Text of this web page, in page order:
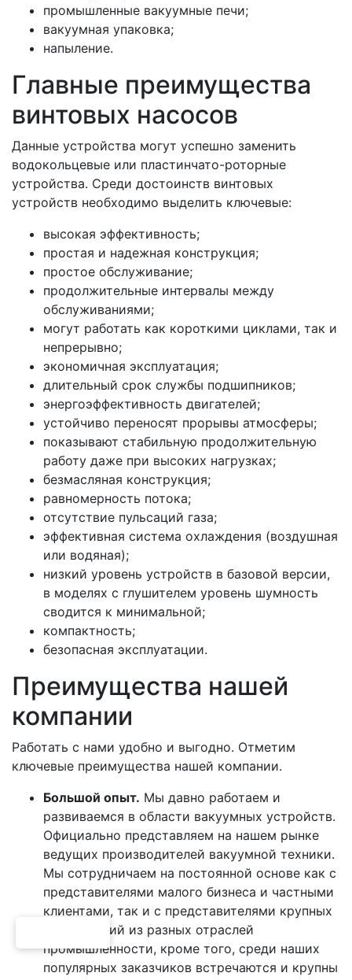
промышленные вакуумные печи;
вакуумная упаковка;
напыление.
Главные преимущества
винтовых насосов
Данные устройства могут успешно заменить
водокольцевые или пластинчато-роторные
устройства. Среди достоинств винтовых
устройств необходимо выделить ключевые:
высокая эффективность;
простая и надежная конструкция;
простое обслуживание;
продолжительные интервалы между
обслуживаниями;
могут работать как короткими циклами, так и
непрерывно;
экономичная эксплуатация;
длительный срок службы подшипников;
энергоэффективность двигателей;
устойчиво переносят прорывы атмосферы;
показывают стабильную продолжительную
работу даже при высоких нагрузках;
безмасляная конструкция;
равномерность потока;
отсутствие пульсаций газа;
эффективная система охлаждения (воздушная
или водяная);
низкий уровень устройств в базовой версии,
в моделях с глушителем уровень шумность
сводится к минимальной;
компактность;
безопасная эксплуатации.
Преимущества нашей
компании
Работать с нами удобно и выгодно. Отметим
ключевые преимущества нашей компании.
Большой опыт. Мы давно работаем и
развиваемся в области вакуумных устройств.
Официально представляем на нашем рынке
ведущих производителей вакуумной техники.
Мы сотрудничаем на постоянной основе как с
представителями малого бизнеса и частными
клиентами, так и с представителями крупных
предприятий из разных отраслей
промышленности, кроме того, среди наших
популярных заказчиков встречаются и крупны